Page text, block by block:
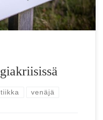
venäjä